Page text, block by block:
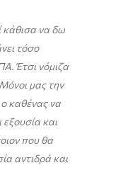
κάθισα να δω
τόσο
Έτσι νόμιζα
μας την
ο καθένας να
και
που θα
αντιδρά και